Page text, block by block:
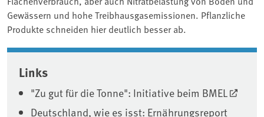
Gewässern und hohe Treibhausgasemissionen. Pflanzliche
Produkte schneiden hier deutlich besser ab.
Associated content
Links
"Zu gut für die Tonne": Initiative beim BMEL
Deutschland, wie es isst: Ernährungsreport